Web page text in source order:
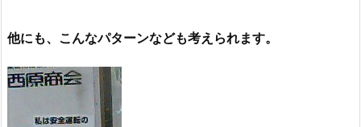
他にも、こんなパターンなども考えられます。